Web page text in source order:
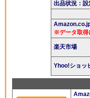
出品状況：設
※データ取得
楽天市場
Yhoo!ショッ